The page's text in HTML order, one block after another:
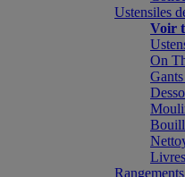
Ustensiles
Voir
On
Rangements